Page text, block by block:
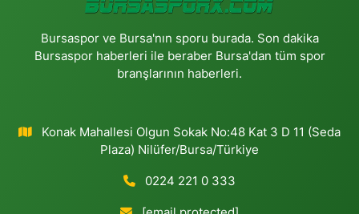
Bursaspor ve Bursa'nın sporu burada. Son dakika
Bursaspor haberleri ile beraber Bursa'dan tüm spor
branşlarının haberleri.
Konak Mahallesi Olgun Sokak No:48 Kat 3 D 11 (Seda
Plaza) Nilüfer/Bursa/Türkiye
0224 221 0 333